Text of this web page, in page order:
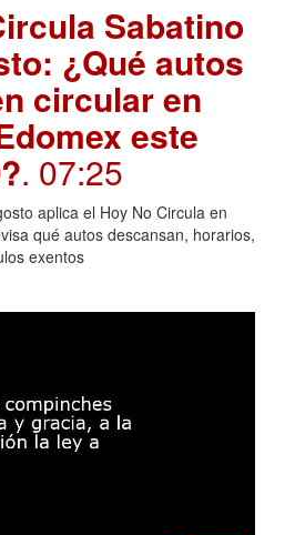
Sabatino
¿Qué autos
circular en
este
. 07:25
aplica el Hoy No Circula en
qué autos descansan, horarios,
exentos